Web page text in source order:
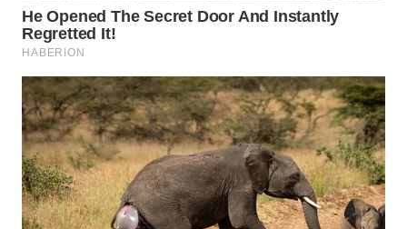
SELEB
WAHANA
PERSONA
WAHANA
OTOMOTIF
WAHANA
HEALTH